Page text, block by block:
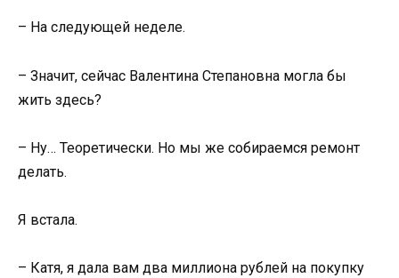
– На следующей неделе.
– Значит, сейчас Валентина Степановна могла бы
жить здесь?
– Ну… Теоретически. Но мы же собираемся ремонт
делать.
Я встала.
– Катя, я дала вам два миллиона рублей на покупку